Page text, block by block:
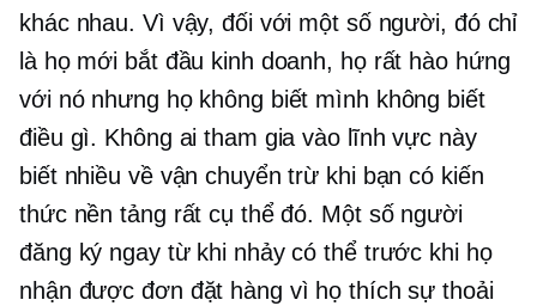
khác nhau. Vì vậy, đối với một số người, đó chỉ
là họ mới bắt đầu kinh doanh, họ rất hào hứng
với nó nhưng họ không biết mình không biết
điều gì. Không ai tham gia vào lĩnh vực này
biết nhiều về vận chuyển trừ khi bạn có kiến ​​
thức nền tảng rất cụ thể đó. Một số người
đăng ký ngay từ khi nhảy có thể trước khi họ
nhận được đơn đặt hàng vì họ thích sự thoải